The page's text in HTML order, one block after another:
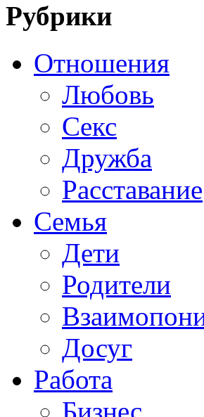
Рубрики
Отношения
Любовь
Секс
Дружба
Расставание
Семья
Дети
Родители
Досуг
Работа
Бизнес